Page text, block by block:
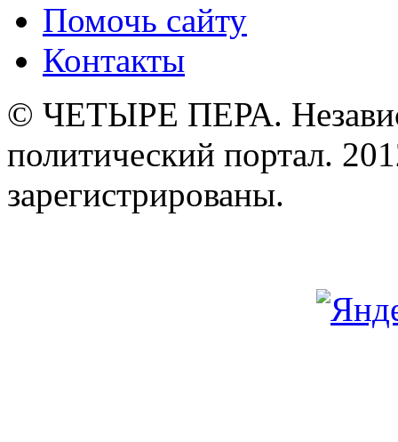
Помочь сайту
Контакты
© ЧЕТЫРЕ ПЕРА.
политический портал.
зарегистрированы.